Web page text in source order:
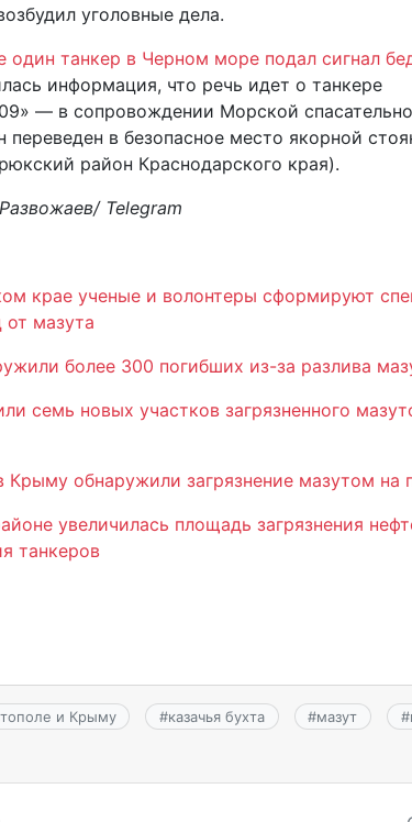
уголовные дела.
один танкер в Черном море подал сигнал
информация, что речь идет о танкере
— в сопровождении Морской
переведен в безопасное место якорной
район Краснодарского края).
Telegram
крае ученые и волонтеры сформируют
от мазута
более 300 погибших из-за разлива
семь новых участков загрязненного
обнаружили загрязнение мазутом на
увеличилась площадь загрязнения
танкеров
и Крыму #казачья бухта #мазут #